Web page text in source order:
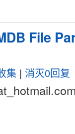
File
集 | 消灭0回复